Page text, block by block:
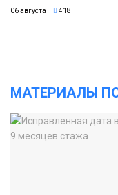
06 августа 418
МАТЕРИАЛЫ